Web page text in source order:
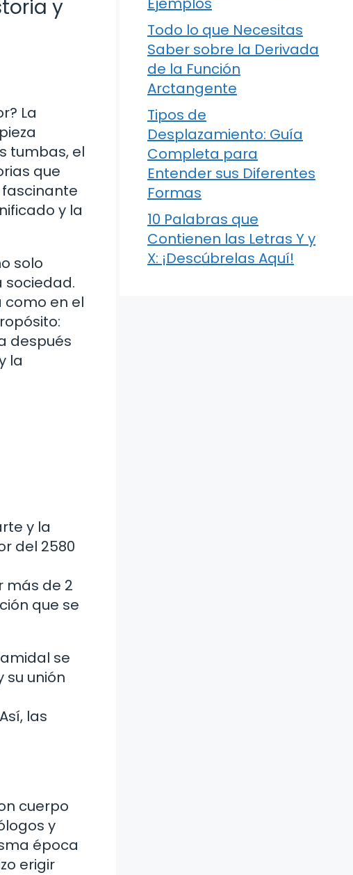
y
La
tumbas, el
que
y la
solo
sociedad.
como en el
después
la
y la
del 2580
más de 2
que se
se
unión
las
cuerpo
y
época
erigir
Todo lo que Necesitas
Saber sobre la Derivada
de la Función
Arctangente
Tipos de
Desplazamiento: Guía
Completa para
Entender sus Diferentes
Formas
10 Palabras que
Contienen las Letras Y y
X: ¡Descúbrelas Aquí!